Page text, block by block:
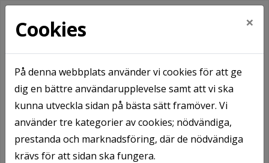
Om oss
Balkongrenovering på Dalagatan och Skolgatan
Cookies ×
På denna webbplats använder vi cookies för att ge
dig en bättre användarupplevelse samt att vi ska
kunna utveckla sidan på bästa sätt framöver. Vi
använder tre kategorier av cookies; nödvändiga,
prestanda och marknadsföring, där de nödvändiga
krävs för att sidan ska fungera.